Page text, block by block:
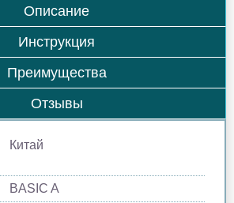
Описание
Инструкция
Преимущества
Отзывы
Китай
BASIC A